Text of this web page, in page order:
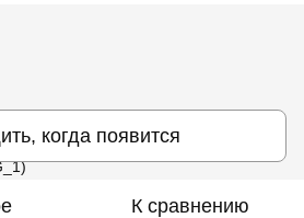
когда появится
К сравнению